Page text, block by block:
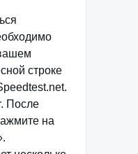
строке
После
на